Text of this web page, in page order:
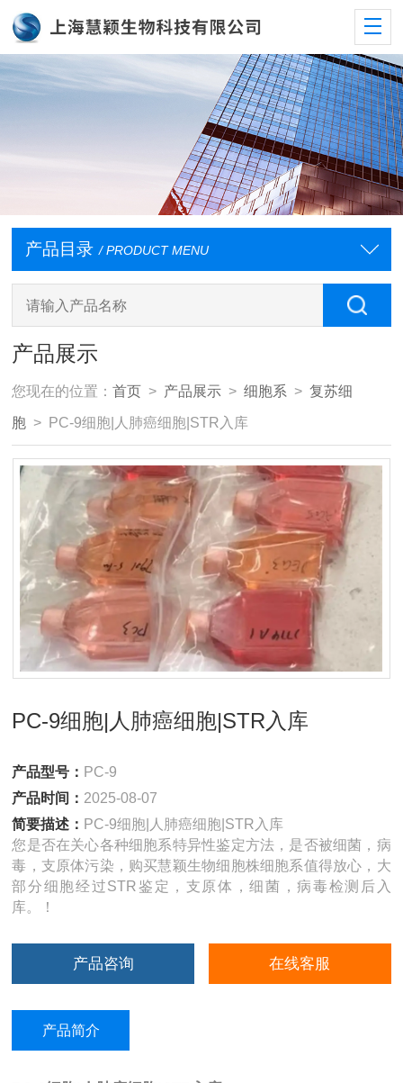
产品目录 / PRODUCT MENU
产品展示
您现在的位置：首页 > 产品展示 >细胞系 >复苏细
胞 > PC-9细胞|人肺癌细胞|STR入库
PC-9细胞|人肺癌细胞|STR入库
产品型号： PC-9
产品时间： 2025-08-07
简要描述： PC-9细胞|人肺癌细胞|STR入库
您是否在关心各种细胞系特异性鉴定方法，是否被细菌，病
毒，支原体污染，购买慧颖生物细胞株细胞系值得放心，大
部分细胞经过STR鉴定，支原体，细菌，病毒检测后入
库。！
产品咨询 在线客服
产品简介